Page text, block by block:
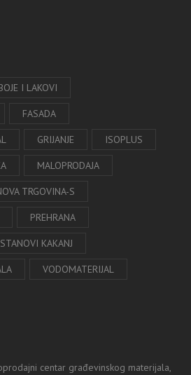
I LAKOVI
FASADA
GRIJANJE ISOPLUS
MALOPRODAJA
TRGOVINA-S
PREHRANA
STANOVI KAKANJ
VODOMATERIJAL
centar građevinskog materijala,